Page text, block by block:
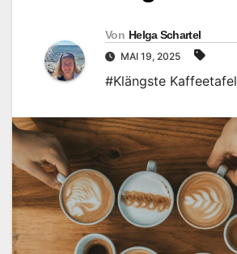
Von Helga Schartel
MAI 19, 2025
#Klängste Kaffeetafel